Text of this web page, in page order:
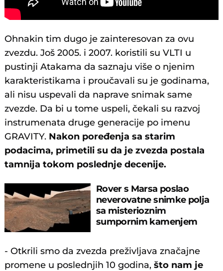
Ohnakin tim dugo je zainteresovan za ovu
zvezdu. Još 2005. i 2007. koristili su VLTI u
pustinji Atakama da saznaju više o njenim
karakteristikama i proučavali su je godinama,
ali nisu uspevali da naprave snimak same
zvezde. Da bi u tome uspeli, čekali su razvoj
instrumenata druge generacije po imenu
GRAVITY. Nakon poređenja sa starim
podacima, primetili su da je zvezda postala
tamnija tokom poslednje decenije.
Rover s Marsa poslao
neverovatne snimke polja
sa misterioznim
sumpornim kamenjem
- Otkrili smo da zvezda preživljava značajne
promene u poslednjih 10 godina, što nam je